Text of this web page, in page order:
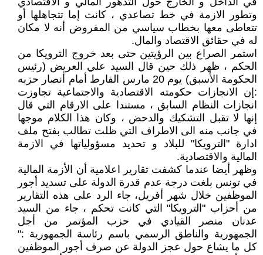
وتطور الازمة في خط تصاعدي ، كانت إما تتجاهلها أو
تتعاطى معها بخطاب سياسي من المفروض أنه لا مكان
له في حقائق الاقتصاد والمال.
استمر الصراع بين الرؤيتين حتى بعد خروج الترويكا من
الحكم ، ظهر ذلك حين قال السيد علي العريض (رئيس
الحكومة الأسبق) يوم 20 مارس الفارط أمام أنصار حزبه
:إن الانجازات حكومته الاقتصادية والاجتماعية تجاوزت
انجازات النظام السابق ، مستندا على الارقام التي قال
إنها لا تقبل التشكيك والدحض ، وكان هذا الكلام موجها
في جانب منه الى الاطراف التي ظلت تطالب بفتح ملف
ادارة "الترويكا" للبلاد و تحديد مسؤولياتها في الازمة
المالية والاقتصادية.
وظهر أيضا عندما كشفت تقارير اعلامية أن الأزمة المالية
في تونس بلغت درجة عدم قدرة الدولة على تسديد أجور
الموظفين خلال شهر أفريل، جاء الرد على هذه التقارير
من أحزاب "الترويكا" التي كانت تحكم ، جاء من السيد
عدنان منصر القيادي في حزب المؤتمر من أجل
الجمهورية والناطق الرسمي باسم رئاسة الجمهورية :"
كل ما يشاع حول عجز الدولة عن صرف أجور الموظفين